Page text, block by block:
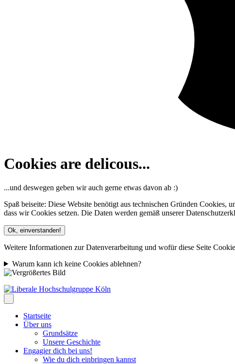
Cookies are delicous...
...und deswegen geben wir auch gerne etwas davon ab :)
Spaß beiseite: Diese Website benötigt aus technischen Gründen
dass wir Cookies setzen. Die Daten werden gemäß unserer
Ok, einverstanden!
Weitere Informationen zur Datenverarbeitung und wofür diese Seite
Warum kann ich keine Cookies ablehnen?
Startseite
Über uns
Grundsätze
Unsere Geschichte
Engagier dich bei uns!
Wie du dich einbringen kannst